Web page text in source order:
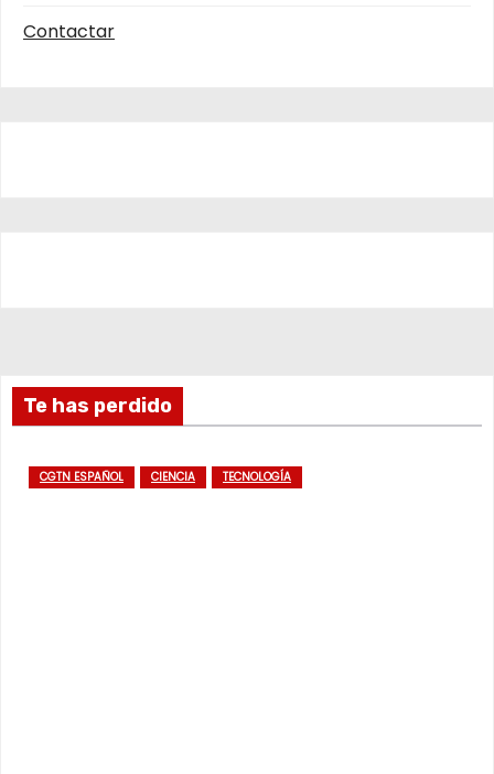
Contactar
Te has perdido
CGTN ESPAÑOL CIENCIA TECNOLOGÍA